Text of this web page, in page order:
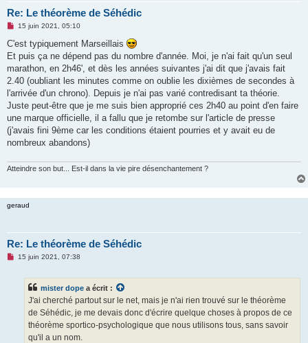
Re: Le théorème de Séhédic
M
s
a
g
n
o
l
u
15 juin 2021, 05:10
C'est typiquement Marseillais
Et puis ça ne dépend pas du nombre d'année. Moi, je n'ai fait qu'un seul
marathon, en 2h46', et dès les années suivantes j'ai dit que j'avais fait
2.40 (oubliant les minutes comme on oublie les dixièmes de secondes à
l'arrivée d'un chrono). Depuis je n'ai pas varié contredisant ta théorie.
Juste peut-être que je me suis bien approprié ces 2h40 au point d'en faire
une marque officielle, il a fallu que je retombe sur l'article de presse
(j'avais fini 9ème car les conditions étaient pourries et y avait eu de
nombreux abandons)
Atteindre son but... Est-il dans la vie pire désenchantement ?
geraud
Re: Le théorème de Séhédic
M
15 juin 2021, 07:38
mister dope a écrit :
J'ai cherché partout sur le net, mais je n'ai rien trouvé sur le théorème
de Séhédic, je me devais donc d'écrire quelque choses à propos de ce
théorème sportico-psychologique que nous utilisons tous, sans savoir
qu'il a un nom.